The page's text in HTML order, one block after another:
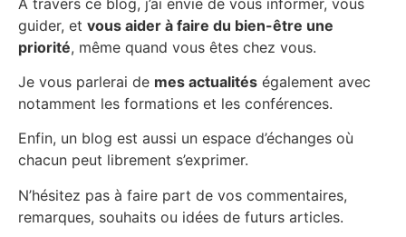
guider, et vous aider à faire du bien-être une
priorité, même quand vous êtes chez vous.
Je vous parlerai de mes actualités également avec
notamment les formations et les conférences.
Enfin, un blog est aussi un espace d’échanges où
chacun peut librement s’exprimer.
N’hésitez pas à faire part de vos commentaires,
remarques, souhaits ou idées de futurs articles.